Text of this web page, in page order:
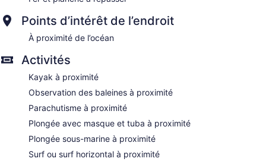
Points d’intérêt de l’endroit
À proximité de l’océan
Activités
Kayak à proximité
Observation des baleines à proximité
Parachutisme à proximité
Plongée avec masque et tuba à proximité
Plongée sous-marine à proximité
Surf ou surf horizontal à proximité